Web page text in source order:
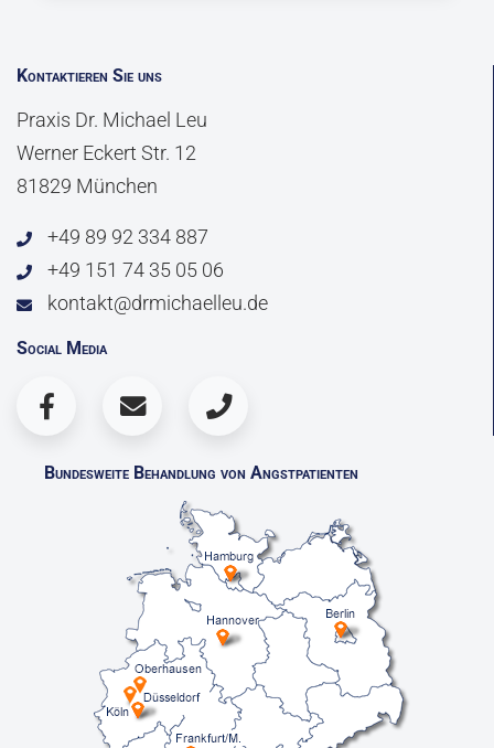
Kontaktieren Sie uns
Praxis Dr. Michael Leu
Werner Eckert Str. 12
81829 München
+49 89 92 334 887
+49 151 74 35 05 06
kontakt@drmichaelleu.de
Social Media
Bundesweite Behandlung von Angstpatienten